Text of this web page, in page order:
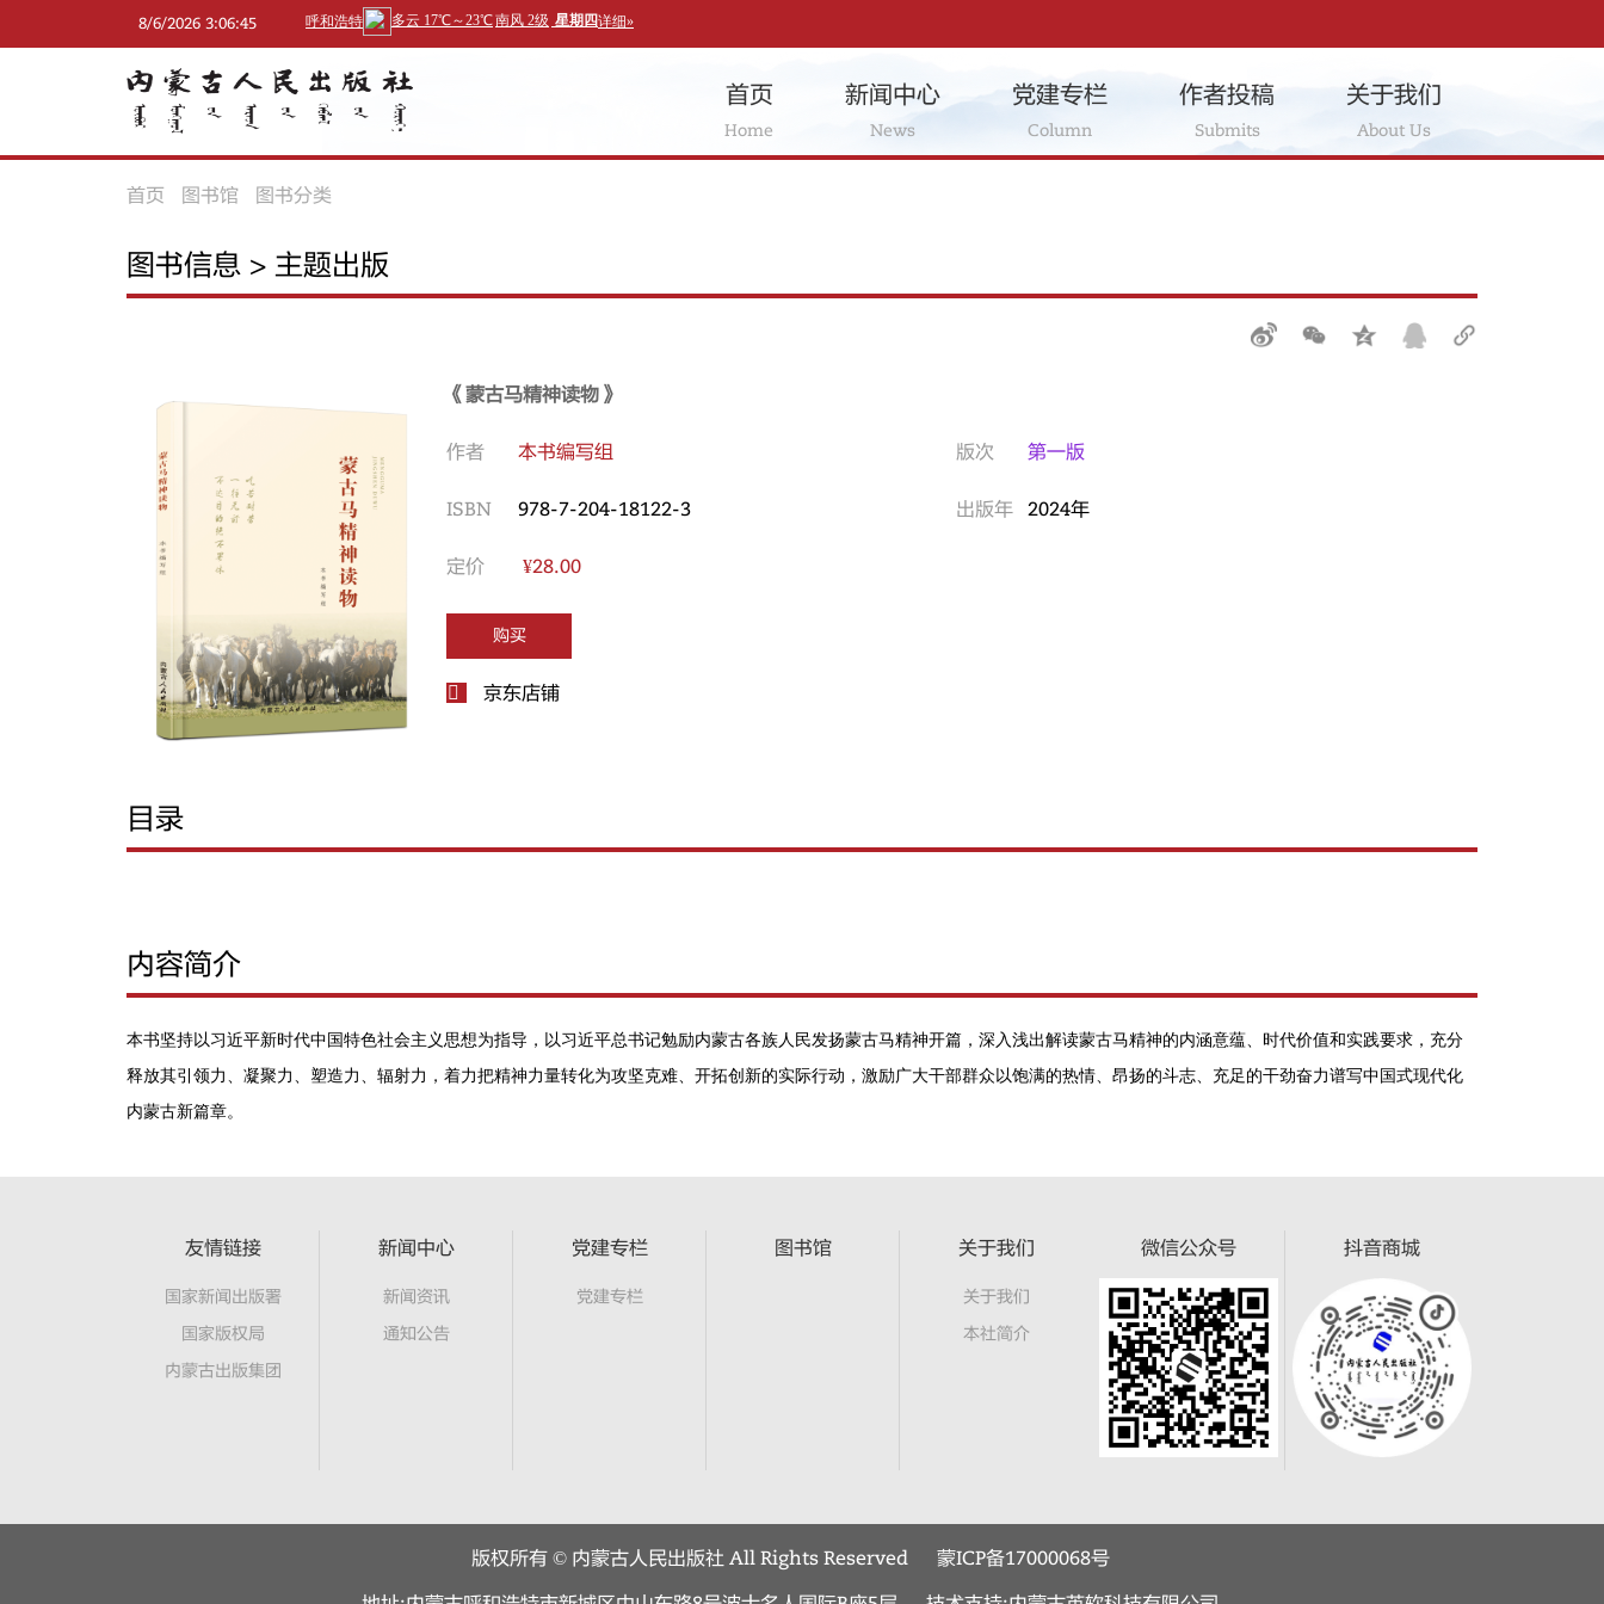
8/6/2026 3:06:45
AM
首页
Home
新闻中心
News
党建专栏
Column
作者投稿
Submits
关于我们
About Us
首页 图书馆 图书分类
图书信息 > 主题出版
《蒙古马精神读物》
作者 本书编写组 版次 第一版
ISBN 978-7-204-18122-3 出版年 2024年
定价 ¥28.00
购买
京东店铺
目录
内容简介
本书坚持以习近平新时代中国特色社会主义思想为指导，以习近平总书记勉励内蒙古各族人民发扬蒙古马精神开篇，深入浅出解读蒙古马精神的内涵意蕴、时代价值和实践要求，充分
释放其引领力、凝聚力、塑造力、辐射力，着力把精神力量转化为攻坚克难、开拓创新的实际行动，激励广大干部群众以饱满的热情、昂扬的斗志、充足的干劲奋力谱写中国式现代化
友情链接
国家新闻出版署
国家版权局
内蒙古出版集团
新闻中心
新闻资讯
通知公告
党建专栏
党建专栏
图书馆 关于我们
关于我们
本社简介
微信公众号 抖音商城
版权所有 © 内蒙古人民出版社 All Rights Reserved 蒙ICP备17000068号